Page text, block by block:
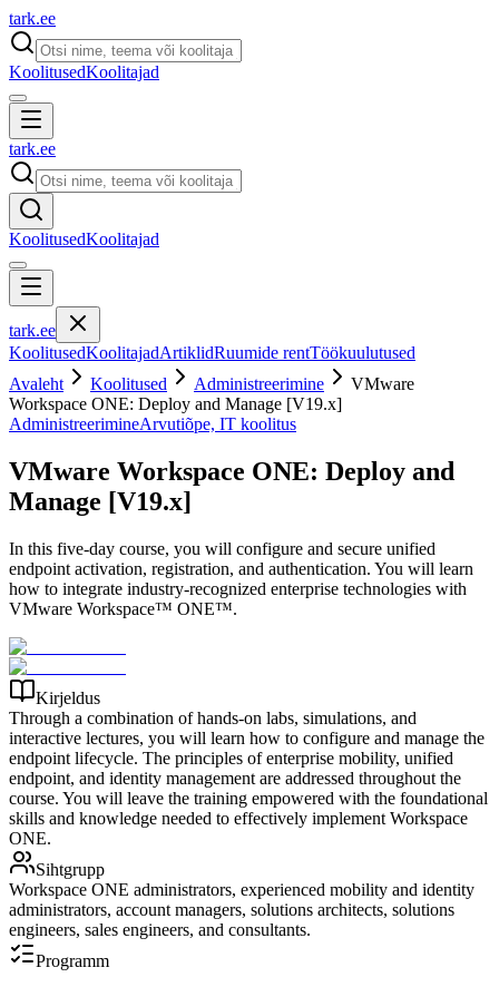
tark.ee
KoolitusedKoolitajad
tark.ee
KoolitusedKoolitajad
tark.ee
KoolitusedKoolitajadArtiklidRuumide rentTöökuulutused
Avaleht
Koolitused Administreerimine
VMware
Workspace ONE: Deploy and Manage [V19.x]
AdministreerimineArvutiõpe, IT koolitus
VMware Workspace ONE: Deploy and
Manage [V19.x]
In this five-day course, you will configure and secure unified
endpoint activation, registration, and authentication. You will learn
how to integrate industry-recognized enterprise technologies with
VMware Workspace™ ONE™.
Kirjeldus
Through a combination of hands-on labs, simulations, and
interactive lectures, you will learn how to configure and manage the
endpoint lifecycle. The principles of enterprise mobility, unified
endpoint, and identity management are addressed throughout the
course. You will leave the training empowered with the foundational
skills and knowledge needed to effectively implement Workspace
ONE.
Sihtgrupp
Workspace ONE administrators, experienced mobility and identity
administrators, account managers, solutions architects, solutions
engineers, sales engineers, and consultants.
Programm